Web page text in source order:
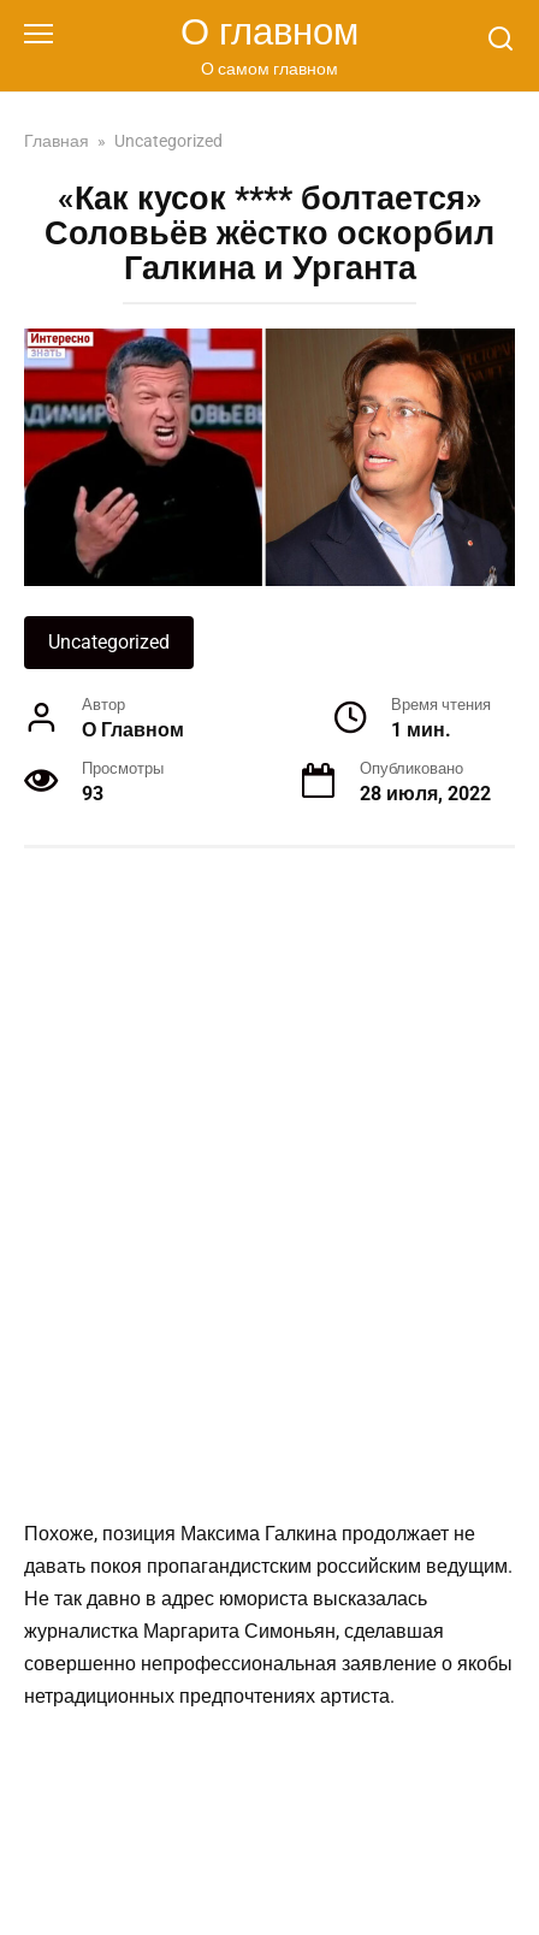
О главном
О самом главном
Главная » Uncategorized
«Как кусок **** болтается»
Соловьёв жёстко оскорбил
Галкина и Урганта
Uncategorized
Автор
О Главном
Время чтения
1 мин.
Просмотры
93
Опубликовано
28 июля, 2022
Похоже, позиция Максима Галкина продолжает не
давать покоя пропагандистским российским ведущим.
Не так давно в адрес юмориста высказалась
журналистка Маргарита Симоньян, сделавшая
совершенно непрофессиональная заявление о якобы
нетрадиционных предпочтениях артиста.